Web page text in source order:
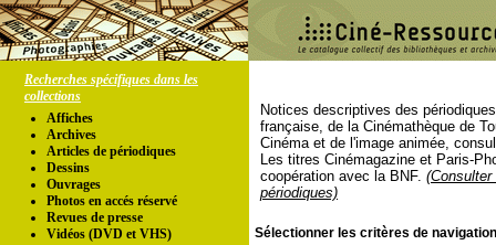
Recherches spécifiques dans les
collections
Affiches
Archives
Articles de périodiques
Dessins
Ouvrages
Photos en accés réservé
Revues de presse
Vidéos (DVD et VHS)
Notices descriptives des
française, de la Cinémathèque de
Cinéma et de l'image animée,
Les titres Cinémagazine et Paris-
coopération avec la BNF.
périodiques)
Sélectionner les critères de